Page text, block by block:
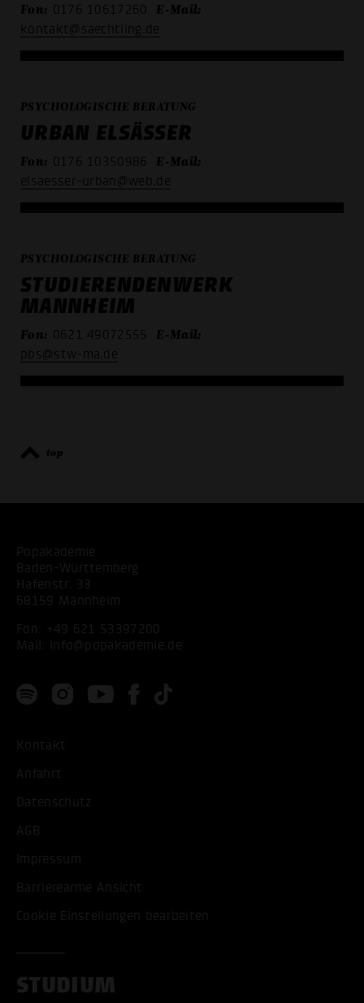
Fon: 0176 10617260 E-Mail:
kontakt@saechtling.de
PSYCHOLOGISCHE BERATUNG
URBAN ELSÄSSER
Fon: 0176 10350986 E-Mail:
elsaesser-urban@web.de
PSYCHOLOGISCHE BERATUNG
STUDIERENDENWERK
MANNHEIM
Fon: 0621 49072555 E-Mail:
pbs@stw-ma.de
top
Popakademie
Baden-Württemberg
Hafenstr. 33
68159 Mannheim
Fon:
+49 621 53397200
Mail:
info@popakademie.de
Kontakt
Anfahrt
Datenschutz
AGB
Impressum
Barrierearme Ansicht
Cookie Einstellungen bearbeiten
STUDIUM